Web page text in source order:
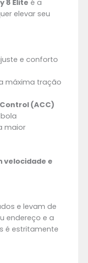
8 Elite é a
elevar seu
e conforto
máxima tração
(ACC)
maior
velocidade e
e levam de
endereço e a
é estritamente